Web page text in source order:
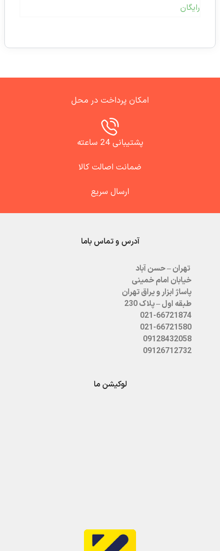
رایگان
امکان پرداخت در محل
پشتیبانی 24 ساعته
ضمانت اصالت کالا
ارسال سریع
آدرس و تماس باما
تهران – حسن آباد
خیابان امام خمینی
پاساژ ابزار و یراق تهران
طبقه اول – پلاک 230
021-66721874
021-66721580
09128432058
09126712732
لوکیشن ما